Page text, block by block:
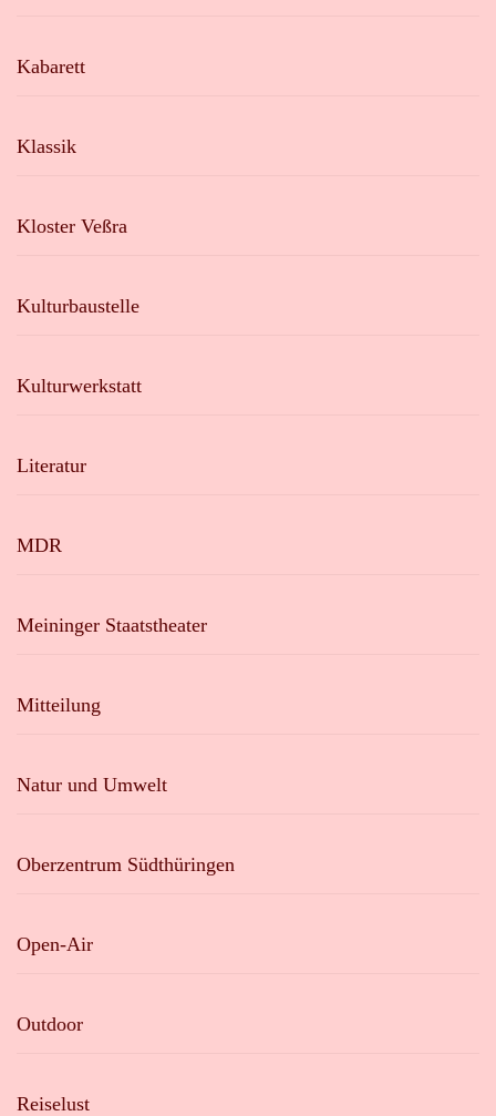
Kabarett
Klassik
Kloster Veßra
Kulturbaustelle
Kulturwerkstatt
Literatur
MDR
Meininger Staatstheater
Mitteilung
Natur und Umwelt
Oberzentrum Südthüringen
Open-Air
Outdoor
Reiselust